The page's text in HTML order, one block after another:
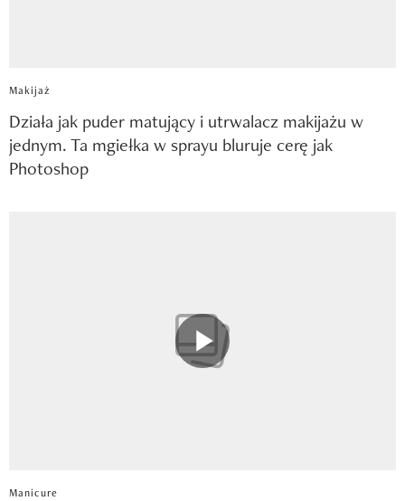
Makijaż
Działa jak puder matujący i utrwalacz makijażu w
jednym. Ta mgiełka w sprayu bluruje cerę jak
Photoshop
Manicure